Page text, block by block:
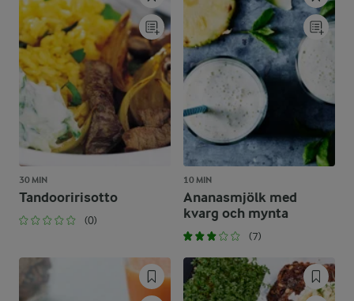
30 MIN
Tandooririsotto
(0)
10 MIN
Ananasmjölk med
kvarg och mynta
(7)